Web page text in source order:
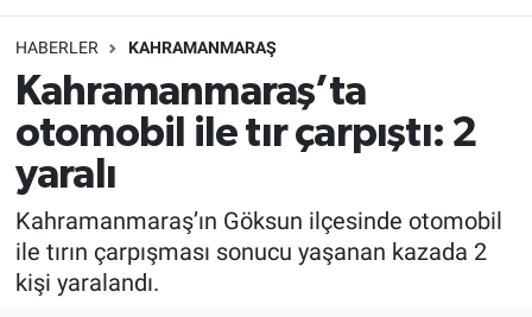
HABERLER KAHRAMANMARAŞ
Kahramanmaraş’ta
otomobil ile tır çarpıştı: 2
yaralı
Kahramanmaraş’ın Göksun ilçesinde otomobil
ile tırın çarpışması sonucu yaşanan kazada 2
kişi yaralandı.
Politika
Ekonomi
Spor
İstanbul Trafik Yoğunluk Haritası
Süper Lig Puan Durumu ve Fikstür
Tüm Manşetler